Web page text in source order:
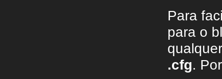
Para
para o
.cfg.